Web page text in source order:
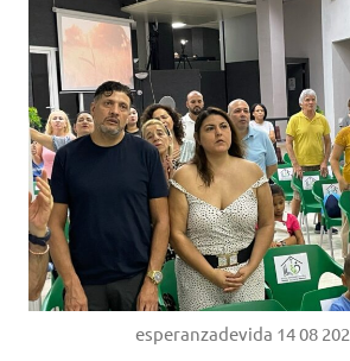
esperanzadevida 14 08